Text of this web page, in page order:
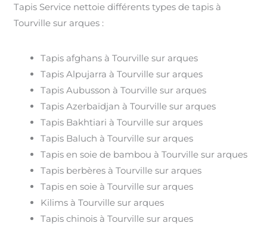
Tapis Service nettoie différents types de tapis à
Tourville sur arques :
Tapis afghans à Tourville sur arques
Tapis Alpujarra à Tourville sur arques
Tapis Aubusson à Tourville sur arques
Tapis Azerbaïdjan à Tourville sur arques
Tapis Bakhtiari à Tourville sur arques
Tapis Baluch à Tourville sur arques
Tapis en soie de bambou à Tourville sur arques
Tapis berbères à Tourville sur arques
Tapis en soie à Tourville sur arques
Kilims à Tourville sur arques
Tapis chinois à Tourville sur arques